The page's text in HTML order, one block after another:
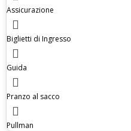
Assicurazione
Biglietti di Ingresso
Guida
Pranzo al sacco
Pullman